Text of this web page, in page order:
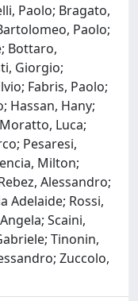
Paolo; Bragato,
Paolo;
Bottaro,
Giorgio;
Fabris, Paolo;
Hassan, Hany;
Luca;
Pesaresi,
Milton;
Alessandro;
Adelaide; Rossi,
Scaini,
Tinonin,
Zuccolo,